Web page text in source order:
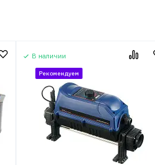
В наличии
Рекомендуем